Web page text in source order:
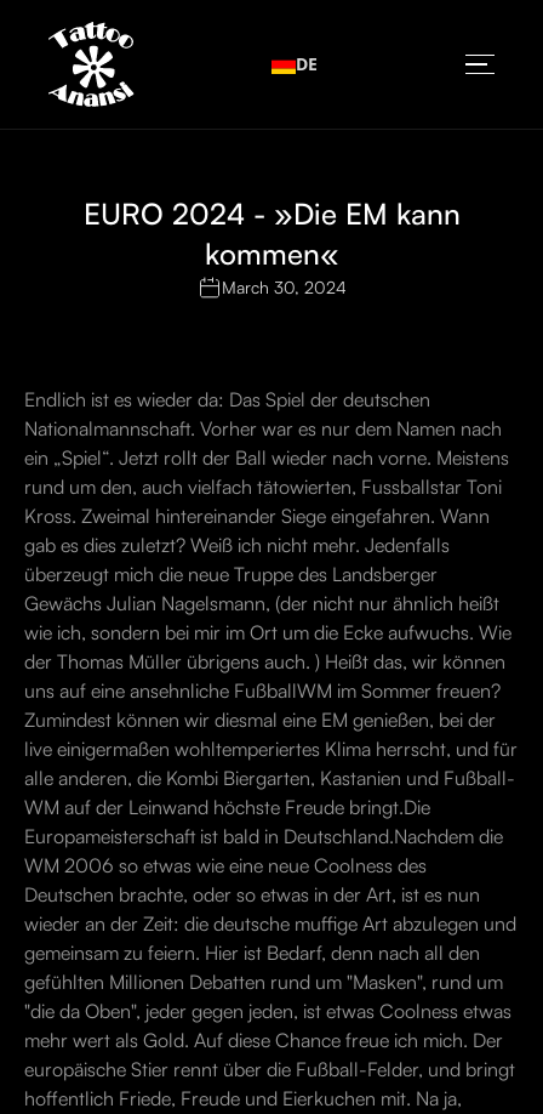
DE
EURO 2024 - »Die EM kann
kommen«
March 30, 2024
Endlich ist es wieder da: Das Spiel der deutschen
Nationalmannschaft. Vorher war es nur dem Namen nach
ein „Spiel“. Jetzt rollt der Ball wieder nach vorne. Meistens
rund um den, auch vielfach tätowierten, Fussballstar Toni
Kross. Zweimal hintereinander Siege eingefahren. Wann
gab es dies zuletzt? Weiß ich nicht mehr. Jedenfalls
überzeugt mich die neue Truppe des Landsberger
Gewächs Julian Nagelsmann, (der nicht nur ähnlich heißt
wie ich, sondern bei mir im Ort um die Ecke aufwuchs. Wie
der Thomas Müller übrigens auch. ) Heißt das, wir können
uns auf eine ansehnliche FußballWM im Sommer freuen?
Zumindest können wir diesmal eine EM genießen, bei der
live einigermaßen wohltemperiertes Klima herrscht, und für
alle anderen, die Kombi Biergarten, Kastanien und Fußball-
WM auf der Leinwand höchste Freude bringt.Die
Europameisterschaft ist bald in Deutschland.Nachdem die
WM 2006 so etwas wie eine neue Coolness des
Deutschen brachte, oder so etwas in der Art, ist es nun
wieder an der Zeit: die deutsche muffige Art abzulegen und
gemeinsam zu feiern. Hier ist Bedarf, denn nach all den
gefühlten Millionen Debatten rund um "Masken", rund um
"die da Oben", jeder gegen jeden, ist etwas Coolness etwas
mehr wert als Gold. Auf diese Chance freue ich mich. Der
europäische Stier rennt über die Fußball-Felder, und bringt
hoffentlich Friede, Freude und Eierkuchen mit. Na ja,